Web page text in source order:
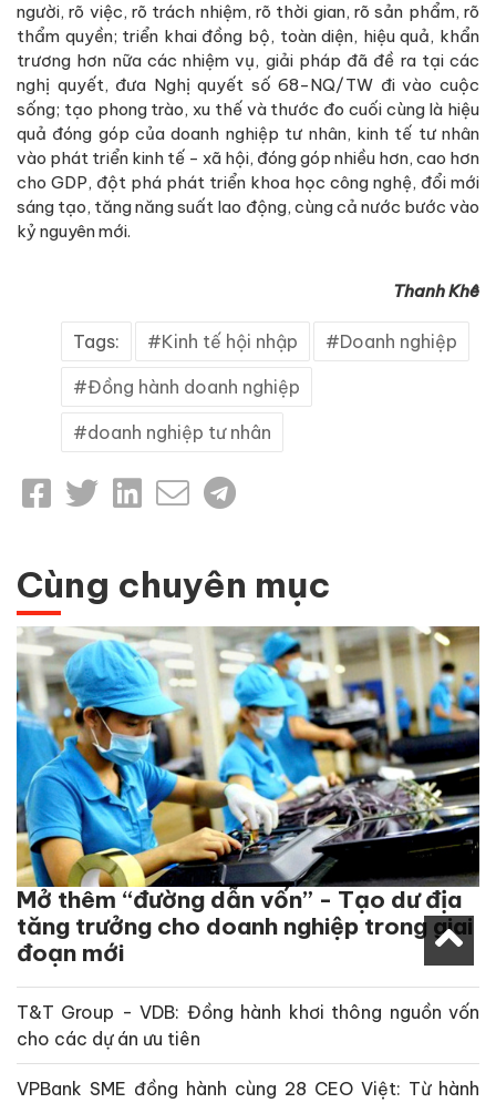
người, rõ việc, rõ trách nhiệm, rõ thời gian, rõ sản phẩm, rõ
thẩm quyền; triển khai đồng bộ, toàn diện, hiệu quả, khẩn
trương hơn nữa các nhiệm vụ, giải pháp đã đề ra tại các
nghị quyết, đưa Nghị quyết số 68-NQ/TW đi vào cuộc
sống; tạo phong trào, xu thế và thước đo cuối cùng là hiệu
quả đóng góp của doanh nghiệp tư nhân, kinh tế tư nhân
vào phát triển kinh tế - xã hội, đóng góp nhiều hơn, cao hơn
cho GDP, đột phá phát triển khoa học công nghệ, đổi mới
sáng tạo, tăng năng suất lao động, cùng cả nước bước vào
kỷ nguyên mới.
Thanh Khê
Tags: Kinh tế hội nhập Doanh nghiệp
Đồng hành doanh nghiệp
doanh nghiệp tư nhân
Cùng chuyên mục
Mở thêm “đường dẫn vốn” - Tạo dư địa
tăng trưởng cho doanh nghiệp trong giai
đoạn mới
T&T Group - VDB: Đồng hành khơi thông nguồn vốn
cho các dự án ưu tiên
VPBank SME đồng hành cùng 28 CEO Việt: Từ hành